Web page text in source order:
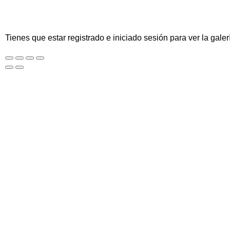
Tienes que estar registrado e iniciado sesión para ver la